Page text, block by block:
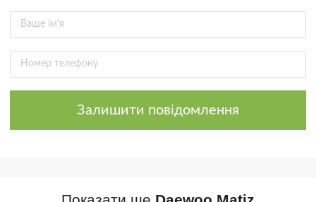
Залишити повідомлення